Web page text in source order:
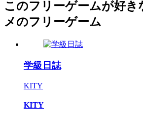
このフリーゲームが好き
メのフリーゲーム
学級日誌
KITY
KITY